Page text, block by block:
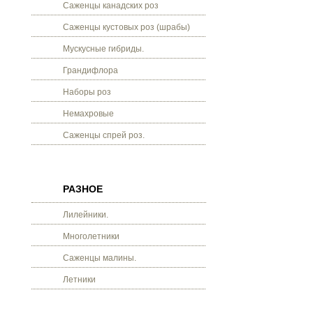
Саженцы канадских роз
Саженцы кустовых роз (шрабы)
Мускусные гибриды.
Грандифлора
Наборы роз
Немахровые
Саженцы спрей роз.
РАЗНОЕ
Лилейники.
Многолетники
Саженцы малины.
Летники